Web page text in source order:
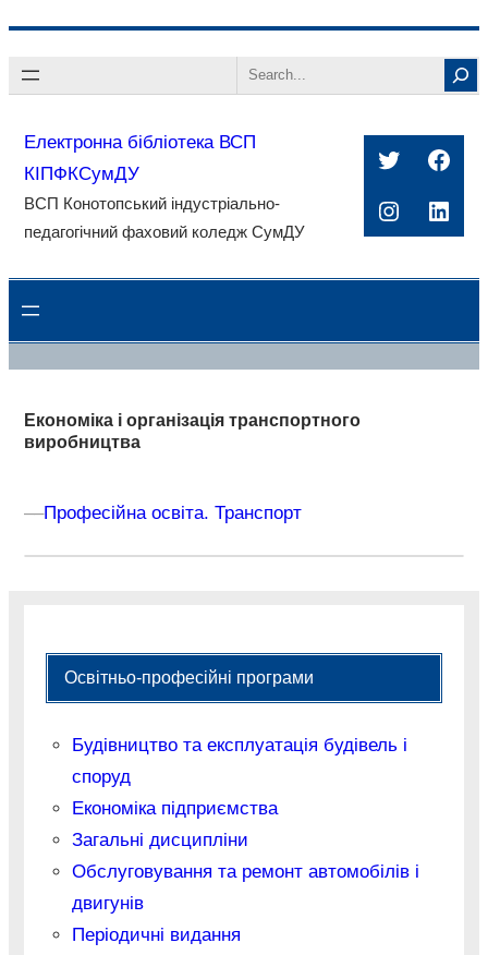
до
Search
Електронна бібліотека ВСП
КІПФКСумДУ
ВСП Конотопський індустріально-
педагогічний фаховий коледж СумДУ
Twitter
Економіка і організація транспортного
виробництва
––Професійна освіта. Транспорт
Освітньо-професійні програми
Будівництво та експлуатація будівель і
споруд
Економіка підприємства
Загальні дисципліни
Обслуговування та ремонт автомобілів і
двигунів
Періодичні видання